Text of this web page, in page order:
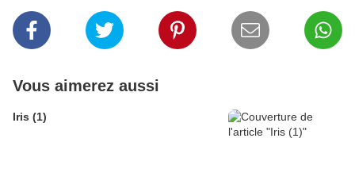
Vous aimerez aussi
Iris (1)